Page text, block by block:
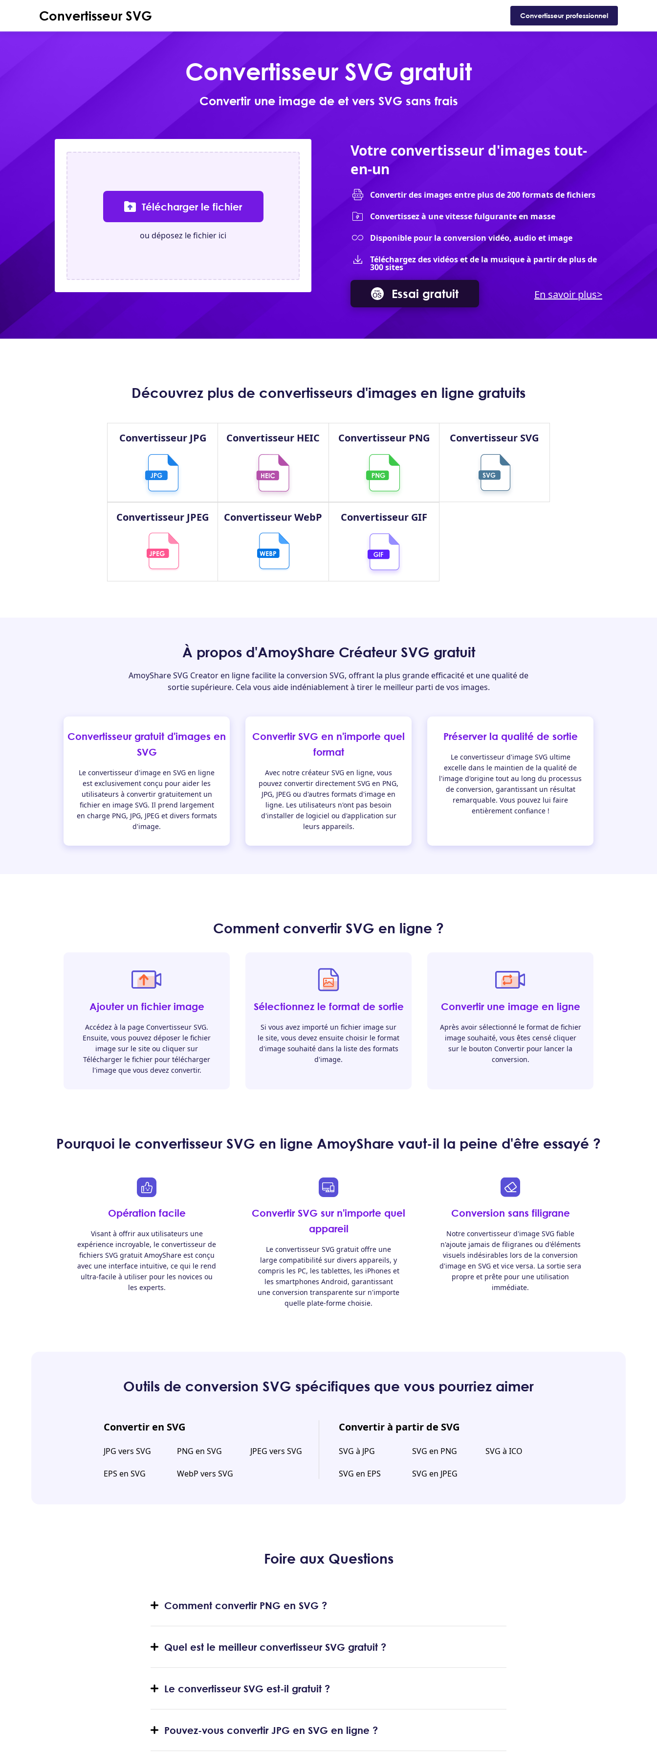
Boutique Blog
Convertisseur SVG Convertisseur professionnel
Convertisseur SVG gratuit
Convertir une image de et vers SVG sans frais
Télécharger le fichier
ou déposez le fichier ici
Votre convertisseur d'images tout-
en-un
Convertir des images entre plus de 200 formats de fichiers
Convertissez à une vitesse fulgurante en masse
Disponible pour la conversion vidéo, audio et image
Téléchargez des vidéos et de la musique à partir de plus de
300 sites
Essai gratuit En savoir plus>
Découvrez plus de convertisseurs d'images en ligne gratuits
Convertisseur JPG Convertisseur HEIC Convertisseur PNG Convertisseur SVG
Convertisseur JPEG Convertisseur WebP Convertisseur GIF
À propos d'AmoyShare Créateur SVG gratuit
AmoyShare SVG Creator en ligne facilite la conversion SVG, offrant la plus grande efficacité et une qualité de
sortie supérieure. Cela vous aide indéniablement à tirer le meilleur parti de vos images.
Convertisseur gratuit d'images en
SVG
Le convertisseur d'image en SVG en ligne
est exclusivement conçu pour aider les
utilisateurs à convertir gratuitement un
fichier en image SVG. Il prend largement
en charge PNG, JPG, JPEG et divers formats
d'image.
Convertir SVG en n'importe quel
format
Avec notre créateur SVG en ligne, vous
pouvez convertir directement SVG en PNG,
JPG, JPEG ou d'autres formats d'image en
ligne. Les utilisateurs n'ont pas besoin
d'installer de logiciel ou d'application sur
leurs appareils.
Préserver la qualité de sortie
Le convertisseur d'image SVG ultime
excelle dans le maintien de la qualité de
l'image d'origine tout au long du processus
de conversion, garantissant un résultat
remarquable. Vous pouvez lui faire
entièrement confiance !
Comment convertir SVG en ligne ?
Ajouter un fichier image
Accédez à la page Convertisseur SVG.
Ensuite, vous pouvez déposer le fichier
image sur le site ou cliquer sur
Télécharger le fichier pour télécharger
l'image que vous devez convertir.
Sélectionnez le format de sortie
Si vous avez importé un fichier image sur
le site, vous devez ensuite choisir le format
d'image souhaité dans la liste des formats
d'image.
Convertir une image en ligne
Après avoir sélectionné le format de fichier
image souhaité, vous êtes censé cliquer
sur le bouton Convertir pour lancer la
conversion.
Pourquoi le convertisseur SVG en ligne AmoyShare vaut-il la peine d'être essayé ?
Opération facile
Visant à offrir aux utilisateurs une
expérience incroyable, le convertisseur de
fichiers SVG gratuit AmoyShare est conçu
avec une interface intuitive, ce qui le rend
ultra-facile à utiliser pour les novices ou
les experts.
Convertir SVG sur n'importe quel
appareil
Le convertisseur SVG gratuit offre une
large compatibilité sur divers appareils, y
compris les PC, les tablettes, les iPhones et
les smartphones Android, garantissant
une conversion transparente sur n'importe
quelle plate-forme choisie.
Conversion sans filigrane
Notre convertisseur d'image SVG fiable
n'ajoute jamais de filigranes ou d'éléments
visuels indésirables lors de la conversion
d'image en SVG et vice versa. La sortie sera
propre et prête pour une utilisation
immédiate.
Outils de conversion SVG spécifiques que vous pourriez aimer
Convertir en SVG
JPG vers SVG PNG en SVG JPEG vers SVG
EPS en SVG WebP vers SVG
Convertir à partir de SVG
SVG à JPG SVG en PNG SVG à ICO
SVG en EPS SVG en JPEG
Foire aux Questions
Comment convertir PNG en SVG ?
Quel est le meilleur convertisseur SVG gratuit ?
Le convertisseur SVG est-il gratuit ?
Pouvez-vous convertir JPG en SVG en ligne ?